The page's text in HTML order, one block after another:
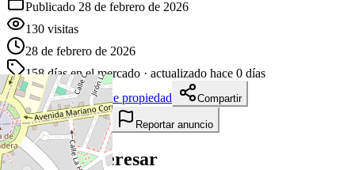
Publicado 28 de febrero de 2026
130 visitas
28 de febrero de 2026
158días en el mercado · actualizado hace 0 días
Descargar ficha de propiedad
Compartir
Añadir a tablero Reportar anuncio
Te puede interesar